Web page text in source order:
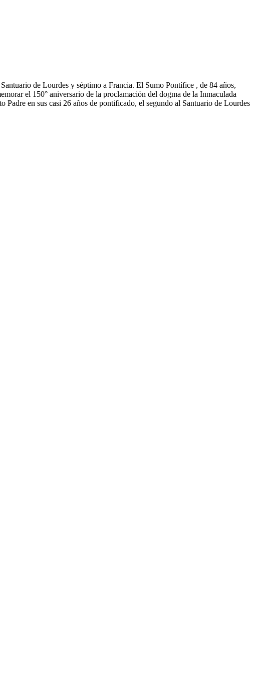
de Lourdes y séptimo a Francia. El Sumo Pontífice , de 84 años,
el 150° aniversario de la proclamación del dogma de la Inmaculada
en sus casi 26 años de pontificado, el segundo al Santuario de Lourdes